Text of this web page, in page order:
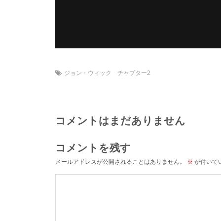
ジョン・ウィック チャプター2
コメントはまだありません
コメントを残す
メールアドレスが公開されることはありません。 ※ が付いて